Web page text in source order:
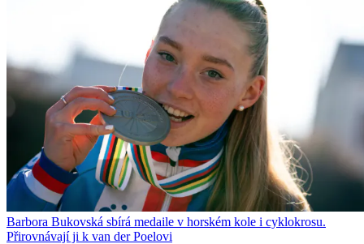
Barbora Bukovská sbírá medaile v horském kole i cyklokrosu.
Přirovnávají ji k van der Poelovi